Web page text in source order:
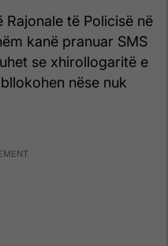
të Policisë në
kanë pranuar SMS
se xhirollogaritë e
nëse nuk